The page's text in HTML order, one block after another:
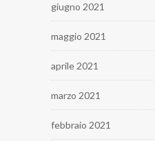
giugno 2021
maggio 2021
aprile 2021
marzo 2021
febbraio 2021